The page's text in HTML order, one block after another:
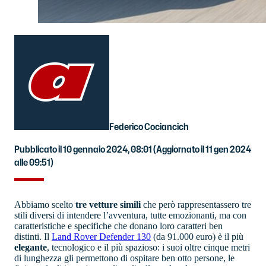
Federico Cociancich
Pubblicato il 10 gennaio 2024, 08:01(Aggiornato il 11 gen 2024
alle 09:51)
Abbiamo scelto tre vetture simili che però rappresentassero tre
stili diversi di intendere l’avventura, tutte emozionanti, ma con
caratteristiche e specifiche che donano loro caratteri ben
distinti. Il Land Rover Defender 130 (da 91.000 euro) è il più
elegante, tecnologico e il più spazioso: i suoi oltre cinque metri
di lunghezza gli permettono di ospitare ben otto persone, le